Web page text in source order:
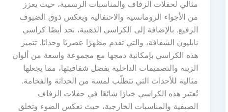
مثالي لحفلات الزفاف والمناسبات الرسمية، حيث يعزز
من الأجواء الرومانسية والاحتفالية ويعكس ذوق الضيوف
الرفيع. بالإضافة إلى الكراسي الذهبية، نجد أيضًا كراسي
نابليون الشفافة، والتي تقدم مظهرًا عصريًا وجذابًا. تتميز
هذه الكراسي بإمكانية دمجها مع مجموعة واسعة من ألوان
الزينة والتصميمات الداخلية بفضل شفافيتها، مما يجعلها
مثالية للأحداث التي تتطلّب لمسة من الحداثة والفخامة.
تُعتبر هذه الكراسي خيارًا شائعًا في حفلات الزفاف
الصيفية والمناسبات الخارجية، حيث تعكس الضوء وتخلق